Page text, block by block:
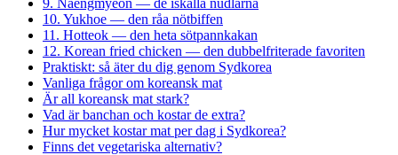
10. Yukhoe — den råa nötbiffen
11. Hotteok — den heta sötpannkakan
12. Korean fried chicken — den dubbelfriterade favoriten
Praktiskt: så äter du dig genom Sydkorea
Vanliga frågor om koreansk mat
Är all koreansk mat stark?
Vad är banchan och kostar de extra?
Hur mycket kostar mat per dag i Sydkorea?
Finns det vegetariska alternativ?